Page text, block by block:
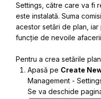
Settings , către care va fi
este instalată. Suma
acestor setări de plan, iar
funcție de nevoile
Pentru a crea setările
Apasă pe Create
Management -
Se va deschide